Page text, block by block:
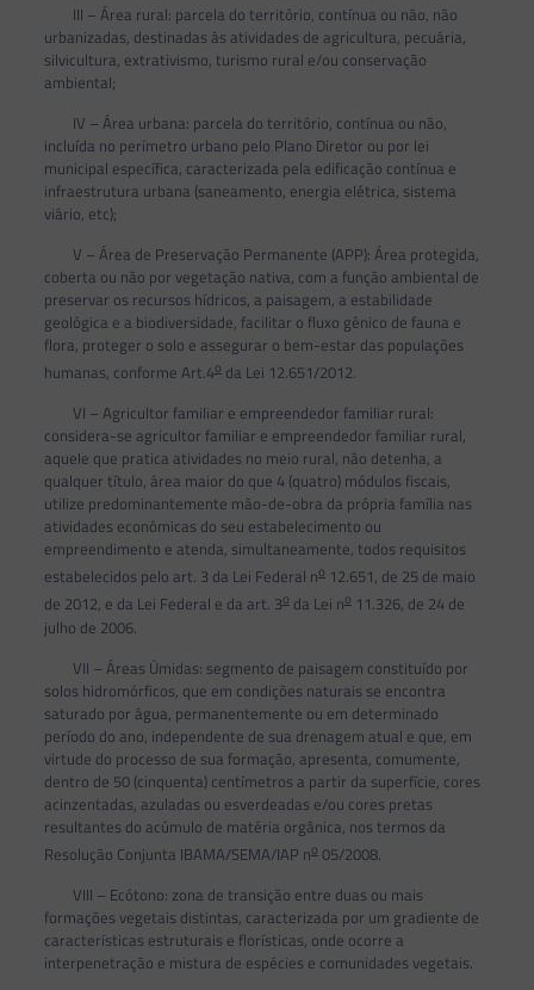
III – Área rural: parcela do território, contínua ou não, não
urbanizadas, destinadas às atividades de agricultura, pecuária,
silvicultura, extrativismo, turismo rural e/ou conservação
ambiental;
IV – Área urbana: parcela do território, contínua ou não,
incluída no perímetro urbano pelo Plano Diretor ou por lei
municipal específica, caracterizada pela edificação contínua e
infraestrutura urbana (saneamento, energia elétrica, sistema
viário, etc);
V – Área de Preservação Permanente (APP): Área protegida,
coberta ou não por vegetação nativa, com a função ambiental de
preservar os recursos hídricos, a paisagem, a estabilidade
geológica e a biodiversidade, facilitar o fluxo gênico de fauna e
flora, proteger o solo e assegurar o bem-estar das populações
humanas, conforme Art.4oda Lei 12.651/2012.
VI – Agricultor familiar e empreendedor familiar rural:
considera-se agricultor familiar e empreendedor familiar rural,
aquele que pratica atividades no meio rural, não detenha, a
qualquer título, área maior do que 4 (quatro) módulos fiscais,
utilize predominantemente mão-de-obra da própria família nas
atividades econômicas do seu estabelecimento ou
empreendimento e atenda, simultaneamente, todos requisitos
estabelecidos pelo art. 3 da Lei Federal no12.651, de 25 de maio
de 2012, e da Lei Federal e da art. 3oda Lei no11.326, de 24 de
julho de 2006.
VII – Áreas Úmidas: segmento de paisagem constituído por
solos hidromórficos, que em condições naturais se encontra
saturado por água, permanentemente ou em determinado
período do ano, independente de sua drenagem atual e que, em
virtude do processo de sua formação, apresenta, comumente,
dentro de 50 (cinquenta) centímetros a partir da superfície, cores
acinzentadas, azuladas ou esverdeadas e/ou cores pretas
resultantes do acúmulo de matéria orgânica, nos termos da
Resolução Conjunta IBAMA/SEMA/IAP no05/2008.
VIII – Ecótono: zona de transição entre duas ou mais
formações vegetais distintas, caracterizada por um gradiente de
características estruturais e florísticas, onde ocorre a
interpenetração e mistura de espécies e comunidades vegetais.